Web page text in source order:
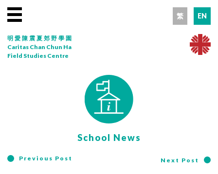
繁 EN
明愛陳震夏郊野學園
Caritas Chan Chun Ha
Field Studies Centre
School News
Previous Post Next Post